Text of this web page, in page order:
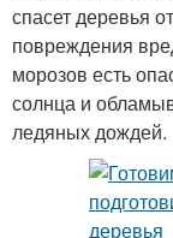
спасет деревья
повреждения
морозов есть
солнца и
ледяных дождей.